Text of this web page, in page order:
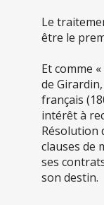
Le
être le
Et comme «
de
français
intérêt à
Résolution
clauses de
ses
son destin.